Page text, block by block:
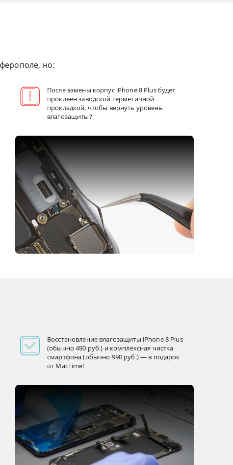
но:
После замены корпус iPhone 8 Plus будет
проклеен заводской герметичной
прокладкой, чтобы вернуть уровень
влагозащиты?
Восстановление влагозащиты iPhone 8 Plus
(обычно 490 руб.) и комплексная чистка
смартфона (обычно 990 руб.) — в подарок
от MacTime!